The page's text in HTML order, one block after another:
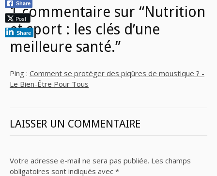
1 commentaire sur “Nutrition
et sport : les clés d’une
meilleure santé.”
Ping : Comment se protéger des piqûres de moustique ? -
Le Bien-Être Pour Tous
LAISSER UN COMMENTAIRE
Votre adresse e-mail ne sera pas publiée. Les champs
obligatoires sont indiqués avec *
Share
Post
Share